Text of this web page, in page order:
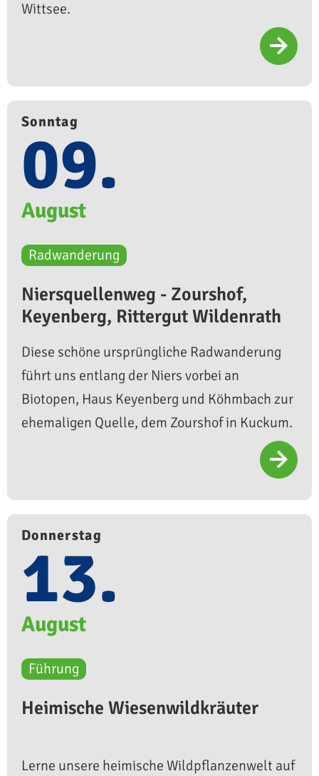
Wittsee.
Sonntag
09.
August
Radwanderung
Niersquellenweg - Zourshof,
Keyenberg, Rittergut Wildenrath
Diese schöne ursprüngliche Radwanderung
führt uns entlang der Niers vorbei an
Biotopen, Haus Keyenberg und Köhmbach zur
ehemaligen Quelle, dem Zourshof in Kuckum.
Donnerstag
13.
August
Führung
Heimische Wiesenwildkräuter
Lerne unsere heimische Wildpflanzenwelt auf